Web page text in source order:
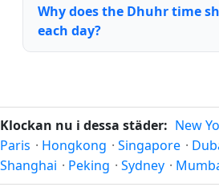
Why does the Dhuhr time
each day?
Klockan nu i dessa städer: New
Paris · Hongkong · Singapore ·
Shanghai · Peking · Sydney ·